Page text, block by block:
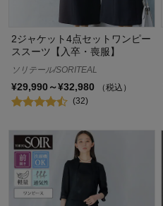
2ジャケット4点セットワンピー
ススーツ【入卒・喪服】
ソリテール/SORITEAL
¥29,990～¥32,980
（税込）
(32)